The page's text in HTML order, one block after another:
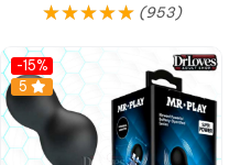
(953)
-15%
Hot
5